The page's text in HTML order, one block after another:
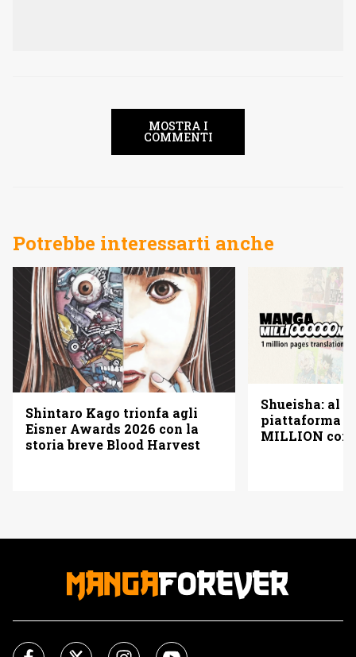
MOSTRA I
COMMENTI
Potrebbe interessarti anche
Shintaro Kago trionfa agli
Eisner Awards 2026 con la
storia breve Blood Harvest
Shueisha: al
piattaforma
MILLION con